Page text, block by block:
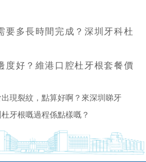
要多長時間完成？深圳牙科杜
度好？維港口腔杜牙根套餐價
現裂紋，點算好啊？來深圳睇牙
牙根嘅過程係點樣嘅？